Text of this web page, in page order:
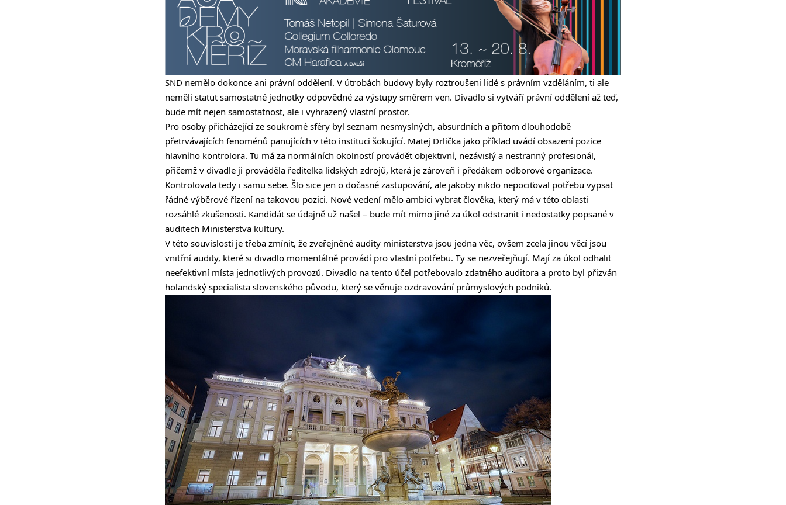
SND nemělo dokonce ani právní oddělení. V útrobách budovy byly roztroušeni lidé s právním vzděláním, ti ale
neměli statut samostatné jednotky odpovědné za výstupy směrem ven. Divadlo si vytváří právní oddělení až teď,
bude mít nejen samostatnost, ale i vyhrazený vlastní prostor.
Pro osoby přicházející ze soukromé sféry byl seznam nesmyslných, absurdních a přitom dlouhodobě
přetrvávajících fenoménů panujících v této instituci šokující. Matej Drlička jako příklad uvádí obsazení pozice
hlavního kontrolora. Tu má za normálních okolností provádět objektivní, nezávislý a nestranný profesionál,
přičemž v divadle ji prováděla ředitelka lidských zdrojů, která je zároveň i předákem odborové organizace.
Kontrolovala tedy i samu sebe. Šlo sice jen o dočasné zastupování, ale jakoby nikdo nepociťoval potřebu vypsat
řádné výběrové řízení na takovou pozici. Nové vedení mělo ambici vybrat člověka, který má v této oblasti
rozsáhlé zkušenosti. Kandidát se údajně už našel – bude mít mimo jiné za úkol odstranit i nedostatky popsané v
auditech Ministerstva kultury.
V této souvislosti je třeba zmínit, že zveřejněné audity ministerstva jsou jedna věc, ovšem zcela jinou věcí jsou
vnitřní audity, které si divadlo momentálně provádí pro vlastní potřebu. Ty se nezveřejňují. Mají za úkol odhalit
neefektivní místa jednotlivých provozů. Divadlo na tento účel potřebovalo zdatného auditora a proto byl přizván
holandský specialista slovenského původu, který se věnuje ozdravování průmyslových podniků.